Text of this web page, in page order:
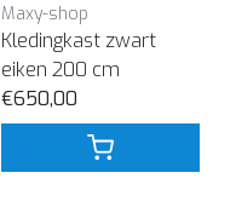
Maxy-shop
Kledingkast zwart
eiken 200 cm
€650,00